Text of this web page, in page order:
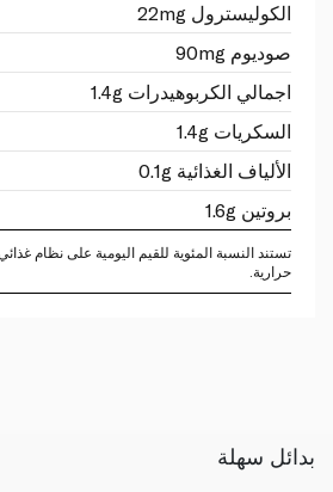
الكوليسترول 22mg
صوديوم 90mg
اجمالي الكربوهيدرات 1.4g
السكريات 1.4g
الألياف الغذائية 0.1g
بروتين 1.6g
حرارية.
بدائل سهلة